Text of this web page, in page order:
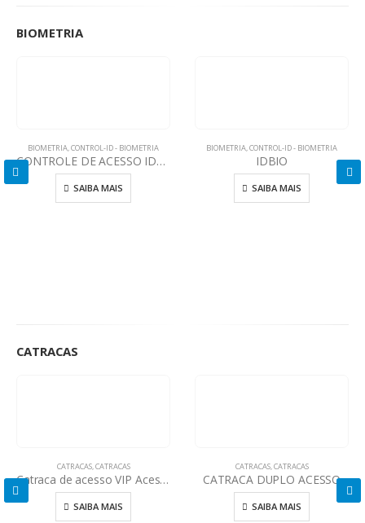
BIOMETRIA
BIOMETRIA,CONTROL-ID - BIOMETRIA
CONTROLE DE ACESSO IDFIT
SAIBA MAIS
BIOMETRIA,CONTROL-ID - BIOMETRIA
IDBIO
SAIBA MAIS
CATRACAS
CATRACAS,CATRACAS
Catraca de acesso VIP Acesso Especial
SAIBA MAIS
CATRACAS,CATRACAS
CATRACA DUPLO ACESSO
SAIBA MAIS